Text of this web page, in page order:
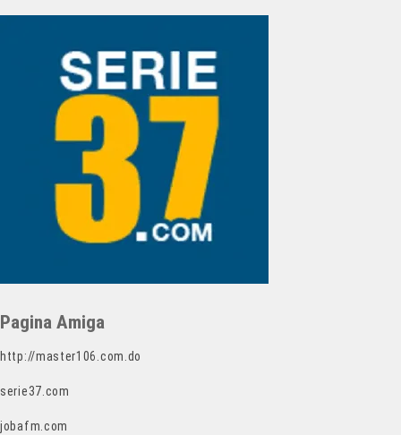
Pagina Amiga
http://master106.com.do
serie37.com
jobafm.com